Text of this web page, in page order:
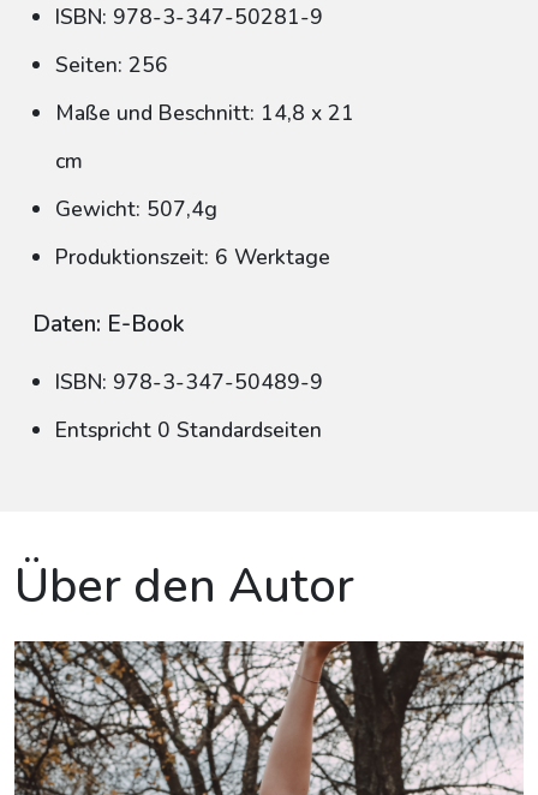
ISBN: 978-3-347-50281-9
Seiten: 256
Maße und Beschnitt: 14,8 x 21
cm
Gewicht: 507,4g
Produktionszeit: 6 Werktage
Daten: E-Book
ISBN: 978-3-347-50489-9
Entspricht 0 Standardseiten
Über den Autor